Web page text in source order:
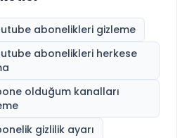
abonelikleri gizleme
abonelikleri herkese
olduğum kanalları
gizlilik ayarı